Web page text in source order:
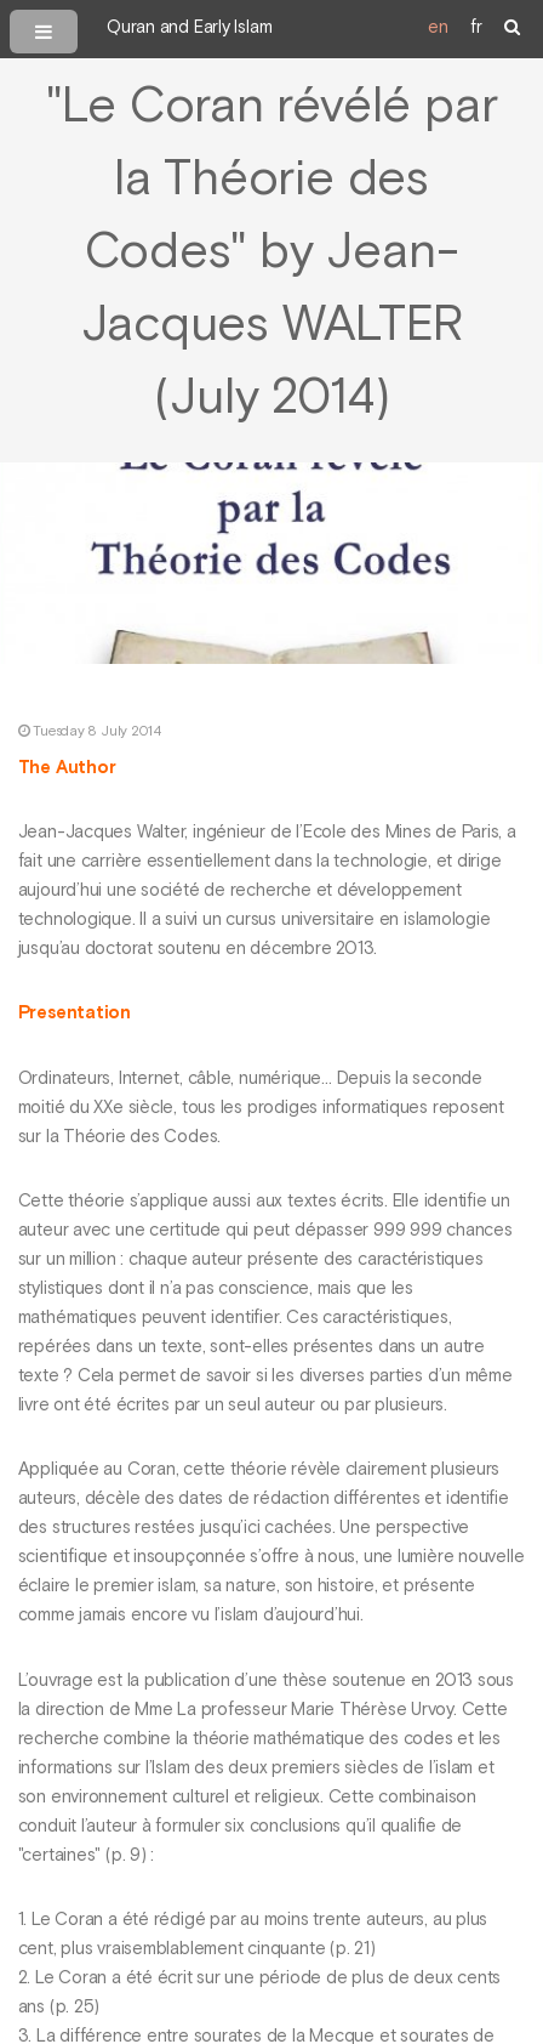
Quran and Early Islam en fr
"Le Coran révélé par
la Théorie des
Codes" by Jean-
Jacques WALTER
(July 2014)
Tuesday 8 July 2014
The Author
Jean-Jacques Walter, ingénieur de l’Ecole des Mines de Paris, a
fait une carrière essentiellement dans la technologie, et dirige
aujourd’hui une société de recherche et développement
technologique. Il a suivi un cursus universitaire en islamologie
jusqu’au doctorat soutenu en décembre 2013.
Presentation
Ordinateurs, Internet, câble, numérique… Depuis la seconde
moitié du XXe siècle, tous les prodiges informatiques reposent
sur la Théorie des Codes.
Cette théorie s’applique aussi aux textes écrits. Elle identifie un
auteur avec une certitude qui peut dépasser 999 999 chances
sur un million : chaque auteur présente des caractéristiques
stylistiques dont il n’a pas conscience, mais que les
mathématiques peuvent identifier. Ces caractéristiques,
repérées dans un texte, sont-elles présentes dans un autre
texte ? Cela permet de savoir si les diverses parties d’un même
livre ont été écrites par un seul auteur ou par plusieurs.
Appliquée au Coran, cette théorie révèle clairement plusieurs
auteurs, décèle des dates de rédaction différentes et identifie
des structures restées jusqu’ici cachées. Une perspective
scientifique et insoupçonnée s’offre à nous, une lumière nouvelle
éclaire le premier islam, sa nature, son histoire, et présente
comme jamais encore vu l’islam d’aujourd’hui.
L’ouvrage est la publication d’une thèse soutenue en 2013 sous
la direction de Mme La professeur Marie Thérèse Urvoy. Cette
recherche combine la théorie mathématique des codes et les
informations sur l’Islam des deux premiers siècles de l’islam et
son environnement culturel et religieux. Cette combinaison
conduit l’auteur à formuler six conclusions qu’il qualifie de
"certaines" (p. 9) :
1. Le Coran a été rédigé par au moins trente auteurs, au plus
cent, plus vraisemblablement cinquante (p. 21)
2. Le Coran a été écrit sur une période de plus de deux cents
ans (p. 25)
3. La différence entre sourates de la Mecque et sourates de